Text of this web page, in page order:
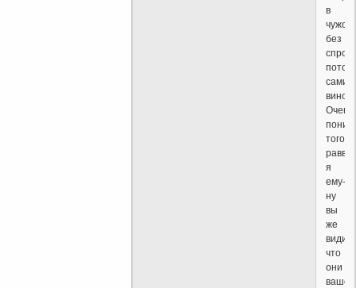
в
чужое
без
сами
Очень
того
я
ему-
ну
вы
же
что
они
ваше